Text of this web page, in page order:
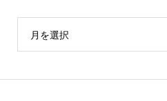
月を選択